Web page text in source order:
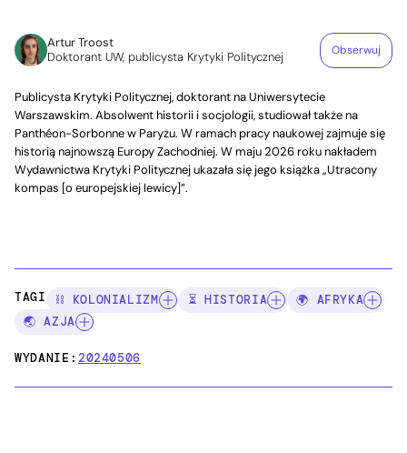
Artur Troost
Doktorant UW, publicysta Krytyki Politycznej
Obserwuj
Publicysta Krytyki Politycznej, doktorant na Uniwersytecie
Warszawskim. Absolwent historii i socjologii, studiował także na
Panthéon-Sorbonne w Paryżu. W ramach pracy naukowej zajmuje się
historią najnowszą Europy Zachodniej. W maju 2026 roku nakładem
Wydawnictwa Krytyki Politycznej ukazała się jego książka „Utracony
kompas [o europejskiej lewicy]”.
TAGI: ⛓️ KOLONIALIZM ⏳ HISTORIA
🌍 AFRYKA
🌏 AZJA
WYDANIE:20240506